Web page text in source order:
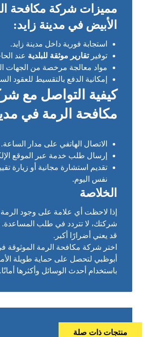
مميزات شركة مكافحة
الأبيض في مدينة زايد:
استجابة فورية داخل مدينة زايد.
توفيرتقارير موثقة للبلدية عند
مواد معالجة مرخصة من الجهات
إمكانية الدفع بالتقسيط للعقود
كيفية التواصل مع
مكافحة الرمة في
الاتصال الهاتفي على مدار الساعة.
إرسال طلب خدمة عبر الموقع
تقديم استشارة مجانية أو زيارة
نفس اليوم.
الخلاصة
إذا لاحظت أي علامة على وجود
شركتك، لا تتردد في طلب المساعدة.
قد يعني أضرارًا أكبر.
اختر شركة مكافحة الرمة الموثوقة
أبوظبي لتحصل على حماية طويلة
باستخدام أحدث الوسائل وأكثرها أمانًا.
منتجات ذات صلة